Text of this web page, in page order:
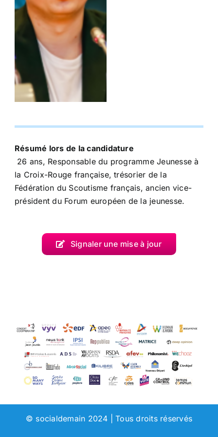
Résumé lors de la candidature
26 ans, Responsable du programme Jeunesse à
la Croix-Rouge française, trésorier de la
Fédération du Scoutisme français, ancien vice-
président du Forum européen de la jeunesse.
Signaler une mise à jour
© socialdemain 2024 | Tous droits réservés